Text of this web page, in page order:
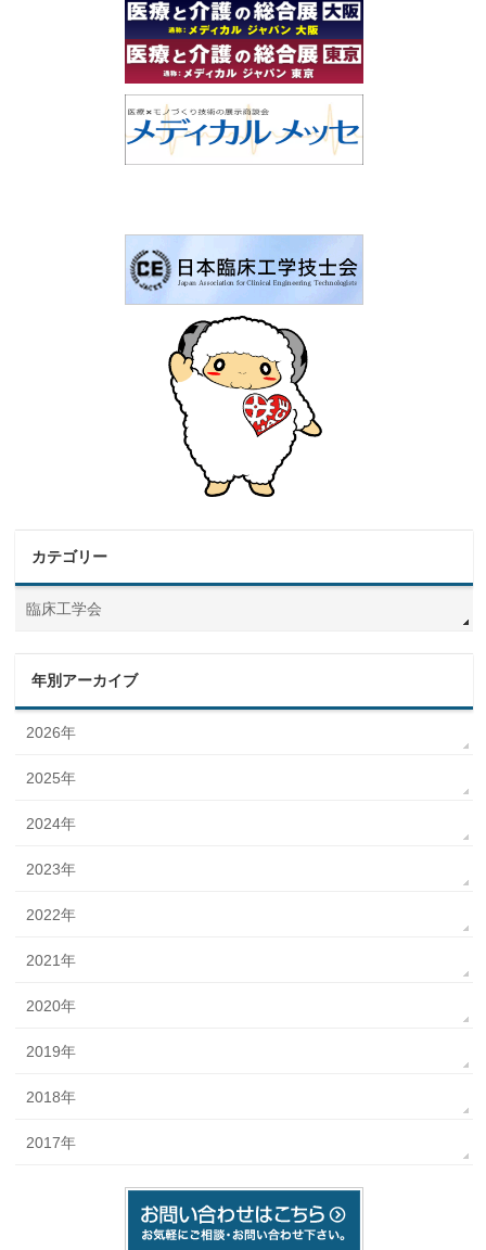
カテゴリー
臨床工学会
年別アーカイブ
2026年
2025年
2024年
2023年
2022年
2021年
2020年
2019年
2018年
2017年